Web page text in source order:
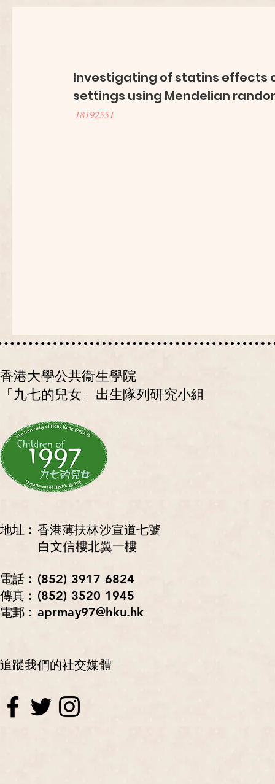
Investigating of statins effects
settings using Mendelian
18192551
香港大學公共衞生學院
「九七的兒女」出生隊列研究小組
地址︰香港薄扶林沙宣道七號
白文信樓北翼一樓
電話︰(852) 3917 6824
傳真︰(852) 3520 1945
電郵︰aprmay97@hku.hk
追蹤我們的社交媒體